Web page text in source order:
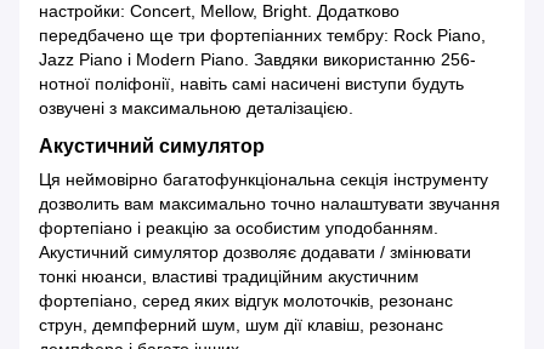
настройки: Concert, Mellow, Bright. Додатково
передбачено ще три фортепіанних тембру: Rock Piano,
Jazz Piano і Modern Piano. Завдяки використанню 256-
нотної поліфонії, навіть самі насичені виступи будуть
озвучені з максимальною деталізацією.
Акустичний симулятор
Ця неймовірно багатофункціональна секція інструменту
дозволить вам максимально точно налаштувати звучання
фортепіано і реакцію за особистим уподобанням.
Акустичний симулятор дозволяє додавати / змінювати
тонкі нюанси, властиві традиційним акустичним
фортепіано, серед яких відгук молоточків, резонанс
струн, демпферний шум, шум дії клавіш, резонанс